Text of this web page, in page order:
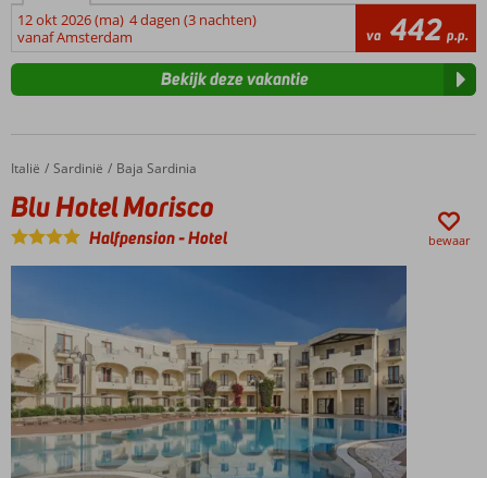
12 okt 2026 (ma) 4 dagen (3 nachten)
vanaf Amsterdam
va 442 p.p.
Bekijk deze vakantie
Home
Italië Sardinië Baja Sardinia
Blu Hotel Morisco
Blu Hotel Morisco
Halfpension-Hotel bewaar